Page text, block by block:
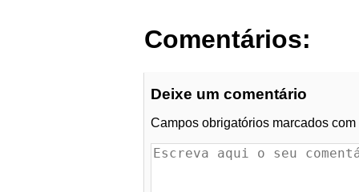
Comentários:
Deixe um comentário
Campos obrigatórios marcados com